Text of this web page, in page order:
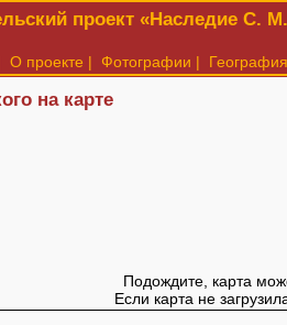
проект «Наследие С.
О проекте | Фотографии | География
на карте
Подождите, карта
Если карта не